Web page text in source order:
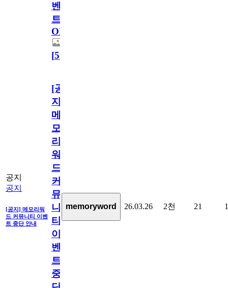
벤
트
OPEN!
[5]
공지
공지
[공지] 메모리워
드 커뮤니티 이벤
트 중단 안내
[공
지]
메
모
리
워
드
커
뮤
니
티
이
벤
트
중
memoryword 26.03.26 2천 21 1